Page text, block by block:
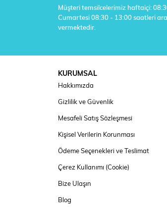
Müşteri temsilcelerimiz haftaiçi:
Cumartesi 08:30 - 13:00 saatleri
vermektedir.
KURUMSAL
Hakkımızda
Gizlilik ve Güvenlik
Mesafeli Satış Sözleşmesi
Kişisel Verilerin Korunması
Ödeme Seçenekleri ve Teslimat
Çerez Kullanımı (Cookie)
Bize Ulaşın
Blog